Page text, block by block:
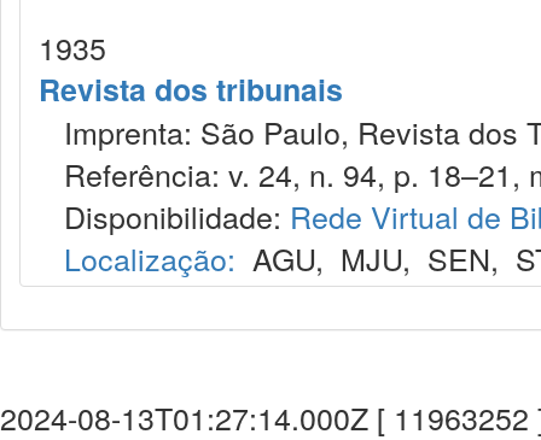
1935
Revista dos tribunais
Imprenta: São Paulo, Revista dos
Referência: v. 24, n. 94, p. 18–21,
Disponibilidade: Rede Virtual de
Localização: AGU, MJU, SEN,
2024-08-13T01:27:14.000Z [ 11963252